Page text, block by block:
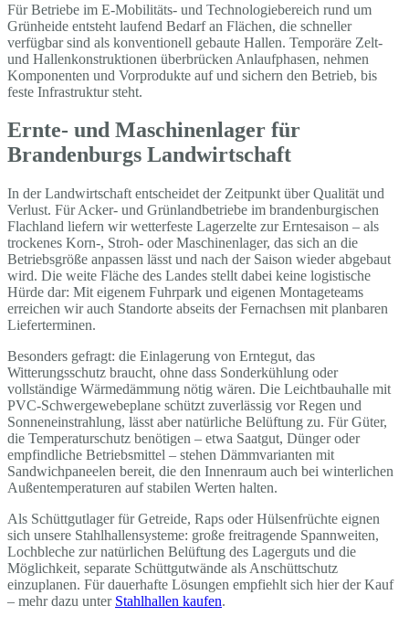
Für Betriebe im E-Mobilitäts- und Technologiebereich rund um
Grünheide entsteht laufend Bedarf an Flächen, die schneller
verfügbar sind als konventionell gebaute Hallen. Temporäre Zelt-
und Hallenkonstruktionen überbrücken Anlaufphasen, nehmen
Komponenten und Vorprodukte auf und sichern den Betrieb, bis
feste Infrastruktur steht.
Ernte- und Maschinenlager für
Brandenburgs Landwirtschaft
In der Landwirtschaft entscheidet der Zeitpunkt über Qualität und
Verlust. Für Acker- und Grünlandbetriebe im brandenburgischen
Flachland liefern wir wetterfeste Lagerzelte zur Erntesaison – als
trockenes Korn-, Stroh- oder Maschinenlager, das sich an die
Betriebsgröße anpassen lässt und nach der Saison wieder abgebaut
wird. Die weite Fläche des Landes stellt dabei keine logistische
Hürde dar: Mit eigenem Fuhrpark und eigenen Montageteams
erreichen wir auch Standorte abseits der Fernachsen mit planbaren
Lieferterminen.
Besonders gefragt: die Einlagerung von Erntegut, das
Witterungsschutz braucht, ohne dass Sonderkühlung oder
vollständige Wärmedämmung nötig wären. Die Leichtbauhalle mit
PVC-Schwergewebeplane schützt zuverlässig vor Regen und
Sonneneinstrahlung, lässt aber natürliche Belüftung zu. Für Güter,
die Temperaturschutz benötigen – etwa Saatgut, Dünger oder
empfindliche Betriebsmittel – stehen Dämmvarianten mit
Sandwichpaneelen bereit, die den Innenraum auch bei winterlichen
Außentemperaturen auf stabilen Werten halten.
Als Schüttgutlager für Getreide, Raps oder Hülsenfrüchte eignen
sich unsere Stahlhallensysteme: große freitragende Spannweiten,
Lochbleche zur natürlichen Belüftung des Lagerguts und die
Möglichkeit, separate Schüttgutwände als Anschüttschutz
einzuplanen. Für dauerhafte Lösungen empfiehlt sich hier der Kauf
– mehr dazu unter Stahlhallen kaufen.